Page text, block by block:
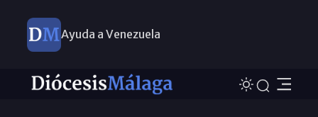
Ayuda a Venezuela